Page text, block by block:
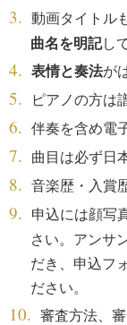
動画タイトル
曲名を明記し
表情と奏法が
ピアノの方は
伴奏を含め電
曲目は必ず日
音楽歴・入賞
申込には顔写
さい。アンサ
だき、申込フ
ださい。
審査方法、